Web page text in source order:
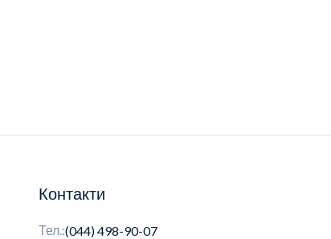
Контакти
Тел.:(044) 498-90-07